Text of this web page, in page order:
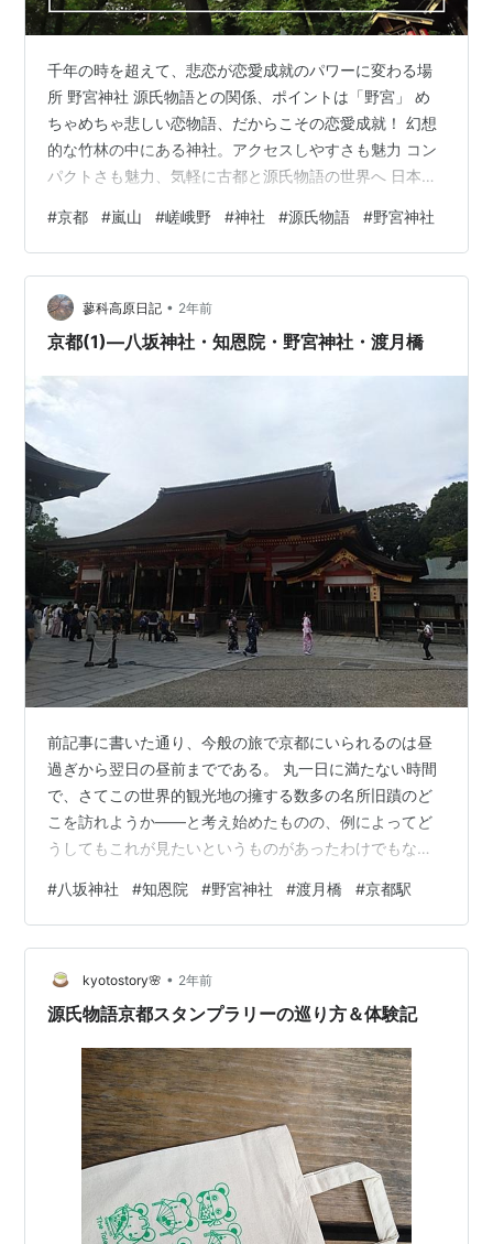
千年の時を超えて、悲恋が恋愛成就のパワーに変わる場
所 野宮神社 源氏物語との関係、ポイントは「野宮」 め
ちゃめちゃ悲しい恋物語、だからこその恋愛成就！ 幻想
的な竹林の中にある神社。アクセスしやすさも魅力 コン
パクトさも魅力、気軽に古都と源氏物語の世界へ 日本最
紅葉とのコントラスト 竹林に守られし悲恋の舞台、野宮
神社 千年の時を超えて、悲恋が恋愛成就のパワーに変わ
る場所 嵐山の竹林の入り口に佇む小さな神社。その名は
「野宮神社」。 一見、こじんまりとした境内に何の変哲
もないように見えるかもしれません。しかし、ここには
#京都 #嵐山 #嵯峨野 #神社 #源氏物語 #野宮神社
蓼科高原日記 • 2年前
京都(1)―八坂神社・知恩院・野宮神社・渡月橋
前記事に書いた通り、今般の旅で京都にいられるのは昼
過ぎから翌日の昼前までである。 丸一日に満たない時間
で、さてこの世界的観光地の擁する数多の名所旧蹟のど
こを訪れようか――と考え始めたものの、例によってど
うしてもこれが見たいというものがあったわけでもない
に浮かぶ神社仏閣について概要をネットで眺めることに
したが、間もなくそのほとんどが参詣者に拝観料を課し
ていることに気付いた。 一つ二つならともかく、このよ
うな所をいくつも訪れるとなると結構まとまった金額に
なり、境内を散策しながら社殿伽藍を全体的に仰ぎ見た
#八坂神社 #知恩院 #野宮神社 #渡月橋 #京都駅
kyotostory🌸 • 2年前
源氏物語京都スタンプラリーの巡り方＆体験記